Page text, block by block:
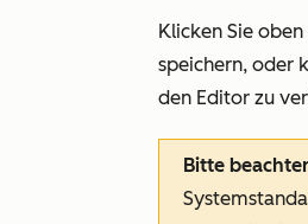
Klicken Sie
speichern, oder
den Editor zu
Bitte